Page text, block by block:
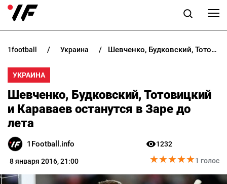
НОВОСТИ
ПРОГНОЗЫ
БУКМЕКЕРЫ
РАЗНОЕ
1football украина Шевченко, Будковский, Тотовицкий и Караваев останутся в Заре до лета
УКРАИНА
Шевченко, Будковский, Тотовицкий
и Караваев останутся в Заре до
лета
1Football.info
8 января 2016, 21:00
1232
★★★★★
★★★★★1 голос